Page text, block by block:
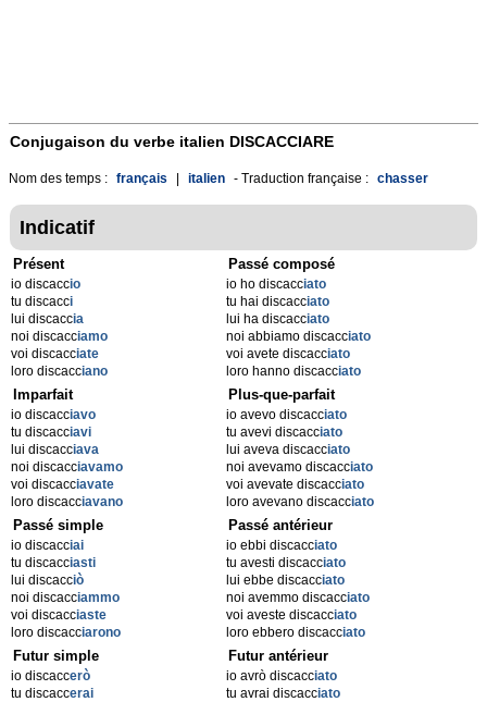
Conjugaison du verbe italien DISCACCIARE
Nom des temps : français italien - Traduction française : chasser
Indicatif
Présent
io discaccio
tu discacci
lui discaccia
noi discacciamo
voi discacciate
loro discacciano
Passé composé
io ho discacciato
tu hai discacciato
lui ha discacciato
noi abbiamo discacciato
voi avete discacciato
loro hanno discacciato
Imparfait
io discacciavo
tu discacciavi
lui discacciava
noi discacciavamo
voi discacciavate
loro discacciavano
Plus-que-parfait
io avevo discacciato
tu avevi discacciato
lui aveva discacciato
noi avevamo discacciato
voi avevate discacciato
loro avevano discacciato
Passé simple
io discacciai
tu discacciasti
lui discacciò
noi discacciammo
voi discacciaste
loro discacciarono
Passé antérieur
io ebbi discacciato
tu avesti discacciato
lui ebbe discacciato
noi avemmo discacciato
voi aveste discacciato
loro ebbero discacciato
Futur simple
io discaccerò
tu discaccerai
Futur antérieur
io avrò discacciato
tu avrai discacciato